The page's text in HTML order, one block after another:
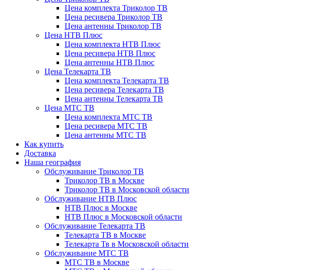
Цена комплекта Триколор ТВ
Цена ресивера Триколор ТВ
Цена антенны Триколор ТВ
Цена НТВ Плюс
Цена комплекта НТВ Плюс
Цена ресивера НТВ Плюс
Цена антенны НТВ Плюс
Цена Телекарта ТВ
Цена комплекта Телекарта ТВ
Цена ресивера Телекарта ТВ
Цена антенны Телекарта ТВ
Цена МТС ТВ
Цена комплекта МТС ТВ
Цена ресивера МТС ТВ
Цена антенны МТС ТВ
Как купить
Доставка
Наша география
Обслуживание Триколор ТВ
Триколор ТВ в Москве
Триколор ТВ в Московской области
Обслуживание НТВ Плюс
НТВ Плюс в Москве
НТВ Плюс в Московской области
Обслуживание Телекарта ТВ
Телекарта ТВ в Москве
Телекарта Тв в Московской области
Обслуживание МТС ТВ
МТС ТВ в Москве